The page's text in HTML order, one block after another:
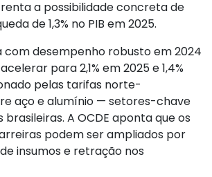
a possibilidade concreta de
de 1,3% no PIB em 2025.
com desempenho robusto em 2024
para 2,1% em 2025 e 1,4%
pelas tarifas norte-
aço e alumínio — setores-chave
A OCDE aponta que os
podem ser ampliados por
insumos e retração nos